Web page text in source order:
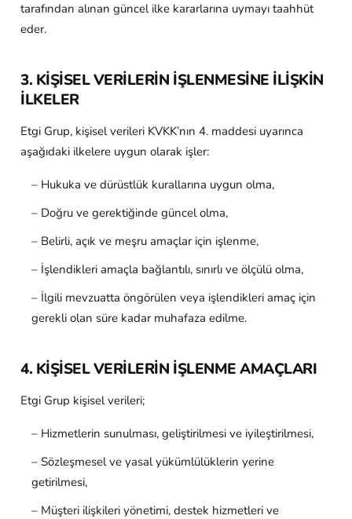
tarafından alınan güncel ilke kararlarına uymayı taahhüt
eder.
3. KİŞİSEL VERİLERİN İŞLENMESİNE İLİŞKİN
İLKELER
Etgi Grup, kişisel verileri KVKK’nın 4. maddesi uyarınca
aşağıdaki ilkelere uygun olarak işler:
– Hukuka ve dürüstlük kurallarına uygun olma,
– Doğru ve gerektiğinde güncel olma,
– Belirli, açık ve meşru amaçlar için işlenme,
– İşlendikleri amaçla bağlantılı, sınırlı ve ölçülü olma,
– İlgili mevzuatta öngörülen veya işlendikleri amaç için
gerekli olan süre kadar muhafaza edilme.
4. KİŞİSEL VERİLERİN İŞLENME AMAÇLARI
Etgi Grup kişisel verileri;
– Hizmetlerin sunulması, geliştirilmesi ve iyileştirilmesi,
– Sözleşmesel ve yasal yükümlülüklerin yerine
getirilmesi,
– Müşteri ilişkileri yönetimi, destek hizmetleri ve